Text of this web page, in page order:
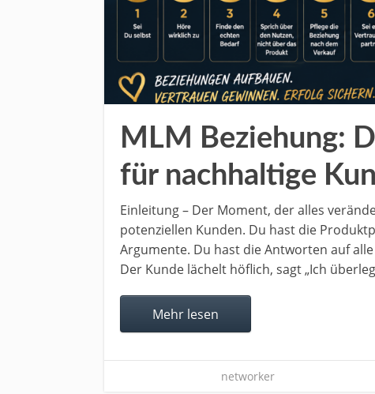
MLM Beziehung:
für nachhaltige
Einleitung – Der Moment, der alles
potenziellen Kunden. Du hast die
Argumente. Du hast die Antworten auf
Der Kunde lächelt höflich, sagt „Ich
Mehr lesen
networker